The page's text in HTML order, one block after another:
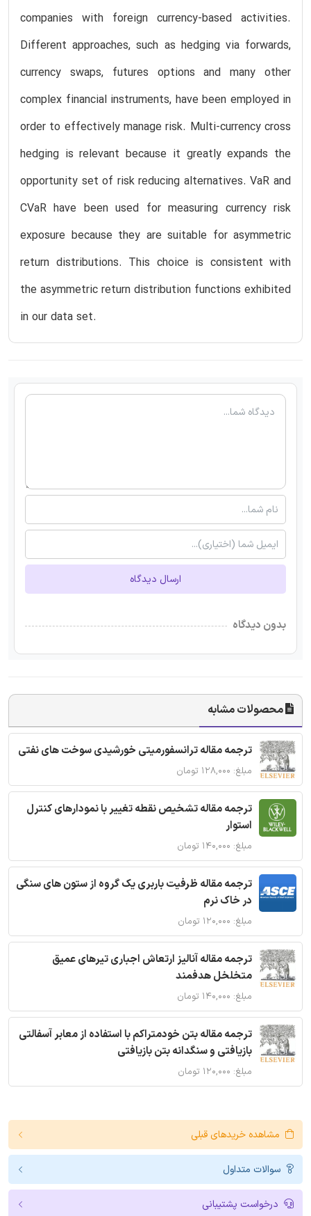
companies with foreign currency-based activities.
Different approaches, such as hedging via forwards,
currency swaps, futures options and many other
complex financial instruments, have been employed in
order to effectively manage risk. Multi-currency cross
hedging is relevant because it greatly expands the
opportunity set of risk reducing alternatives. VaR and
CVaR have been used for measuring currency risk
exposure because they are suitable for asymmetric
return distributions. This choice is consistent with
the asymmetric return distribution functions exhibited
in our data set.
ارسال دیدگاه
بدون دیدگاه
محصولات مشابه
ترجمه مقاله ترانسفورمیتی خورشیدی سوخت های نفتی
مبلغ: ۱۲۸,۰۰۰ تومان
ترجمه مقاله تشخیص نقطه تغییر با نمودارهای کنترل
استوار
مبلغ: ۱۴۰,۰۰۰ تومان
ترجمه مقاله ظرفیت باربری یک گروه از ستون های سنگی
در خاک نرم
مبلغ: ۱۲۰,۰۰۰ تومان
ترجمه مقاله آنالیز ارتعاش اجباری تیرهای عمیق
متخلخل هدفمند
مبلغ: ۱۴۰,۰۰۰ تومان
ترجمه مقاله بتن خودمتراکم با استفاده از معابر آسفالتی
بازیافتی و سنگدانه بتن بازیافتی
مبلغ: ۱۲۰,۰۰۰ تومان
مشاهده خریدهای قبلی
سوالات متداول
درخواست پشتیبانی